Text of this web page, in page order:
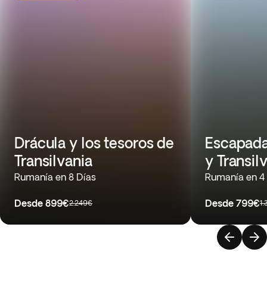
Drácula y los tesoros de
Transilvania
Rumanía en 8 Días
Desde 899€2.249€
y
Rumanía en
Desde 799€